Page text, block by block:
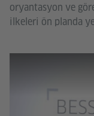
oryantasyon ve
ilkeleri ön planda